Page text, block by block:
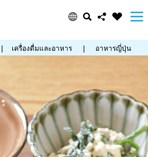
เครื่องดื่มและอาหาร อาหารญี่ปุ่น